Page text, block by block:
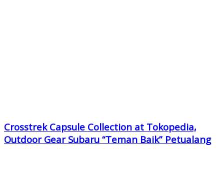
Crosstrek Capsule Collection at Tokopedia,
Outdoor Gear Subaru “Teman Baik” Petualang